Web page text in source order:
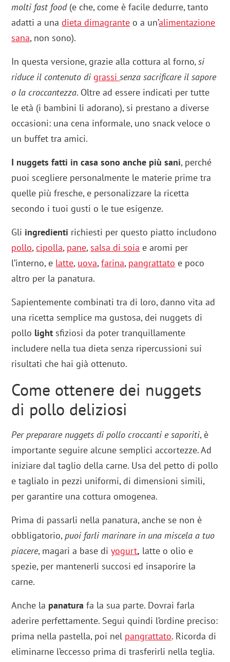
molti fast food(e che, come è facile dedurre, tanto
adatti a unadieta dimagrante o a un’alimentazione
sana, non sono).
In questa versione, grazie alla cottura al forno, si
riduce il contenuto digrassisenza sacrificare il sapore
o la croccantezza. Oltre ad essere indicati per tutte
le età (i bambini li adorano), si prestano a diverse
occasioni: una cena informale, uno snack veloce o
un buffet tra amici.
I nuggets fatti in casa sono anche più sani, perché
puoi scegliere personalmente le materie prime tra
quelle più fresche, e personalizzare la ricetta
secondo i tuoi gusti o le tue esigenze.
Gli ingredienti richiesti per questo piatto includono
pollo,cipolla, pane, salsa di soia e aromi per
l’interno, e latte, uova,farina, pangrattato e poco
altro per la panatura.
Sapientemente combinati tra di loro, danno vita ad
una ricetta semplice ma gustosa, dei nuggets di
pollo light sfiziosi da poter tranquillamente
includere nella tua dieta senza ripercussioni sui
risultati che hai già ottenuto.
Come ottenere dei nuggets
di pollo deliziosi
Per preparare nuggets di pollo croccanti e saporiti, è
importante seguire alcune semplici accortezze. Ad
iniziare dal taglio della carne. Usa del petto di pollo
e taglialo in pezzi uniformi, di dimensioni simili,
per garantire una cottura omogenea.
Prima di passarli nella panatura, anche se non è
obbligatorio, puoi farli marinare in una miscela a tuo
piacere, magari a base diyogurt, latte o olio e
spezie, per mantenerli succosi ed insaporire la
carne.
Anche la panatura fa la sua parte. Dovrai farla
aderire perfettamente. Segui quindi l’ordine preciso:
prima nella pastella, poi nel pangrattato. Ricorda di
eliminarne l’eccesso prima di trasferirli nella teglia.